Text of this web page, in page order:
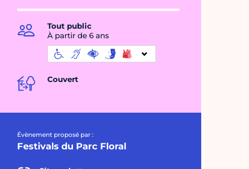
Tout public
À partir de 6 ans
Couvert
Évènement proposé par :
Festivals du Parc Floral